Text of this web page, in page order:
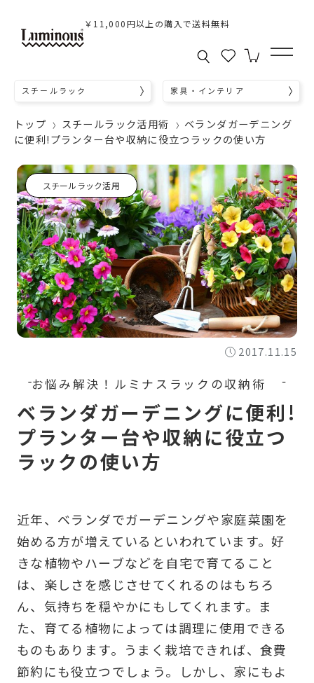
￥11,000円以上の購入で送料無料
スチールラック 家具・インテリア
トップ スチールラック活用術
ベランダガーデニング
に便利!プランター台や収納に役立つラックの使い方
スチールラック活用
2017.11.15
ベランダガーデニングに便利!
プランター台や収納に役立つ
ラックの使い方
近年、ベランダでガーデニングや家庭菜園を
始める方が増えているといわれています。好
きな植物やハーブなどを自宅で育てること
は、楽しさを感じさせてくれるのはもちろ
ん、気持ちを穏やかにもしてくれます。ま
た、育てる植物によっては調理に使用できる
ものもあります。うまく栽培できれば、食費
節約にも役立つでしょう。しかし、家にもよ